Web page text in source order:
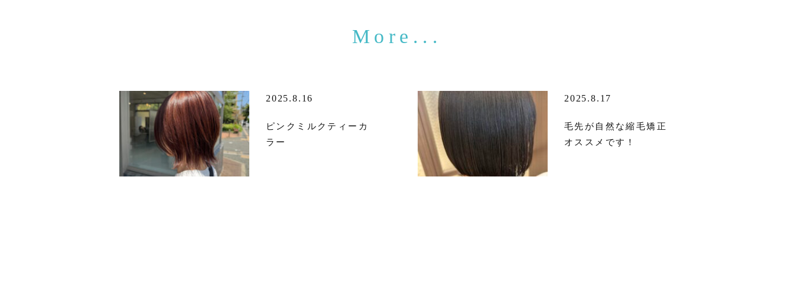
2025.8.16
ピンクミルクティーカ
ラー
2025.8.17
毛先が自然な縮毛矯正
オススメです！